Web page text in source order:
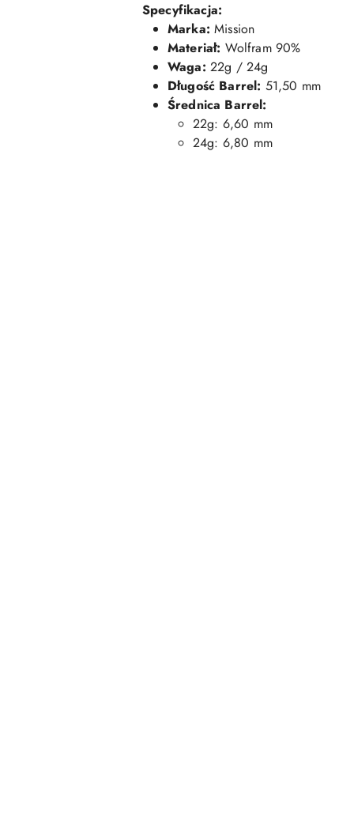
Specyfikacja:
Marka: Mission
Materiał: Wolfram 90%
Waga: 22g / 24g
Długość Barrel: 51,50 mm
Średnica Barrel:
22g: 6,60 mm
24g: 6,80 mm